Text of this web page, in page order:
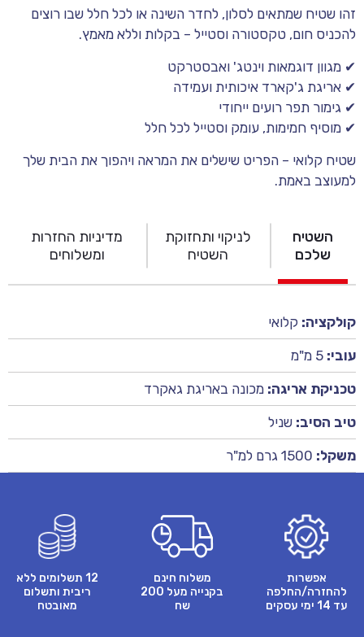
זהו שטיח שמתאים לסלון, לחדר השינה או לכל חלל שבו רוצים
להכניס חום, טקסטורה וסטייל – בקלות וללא מאמץ.
✔ מגוון דוגמאות וינטג' ואבסטרקט
✔ אריגת ג'קארד איכותית ועמידה
✔ גימור תפר רועים ייחודי
✔ מוסיף חמימות, עומק וסטייל לכל חלל
שטיח קלואי – הפריט שישלים את המראה ויהפוך את הבית שלך
למעוצב באמת.
השטיח
שלכם
לניקוי ותחזוקת
השטיח
מדיניות החזרות
ומשלוחים
קולקציה: קלואי
עובי: 5 מ"מ
טכניקת אריגה: מכונה באריגת גאקרד
טיב הסיב: שניל
משקל: 1500 גרם למ"ר
אפשרות
להחזרה/החלפה
עד 14 ימי עסקים
משלוח חינם
בקנייה מעל 200
שח
12 תשלומים ללא
ריבית ותשלום
מאובטח